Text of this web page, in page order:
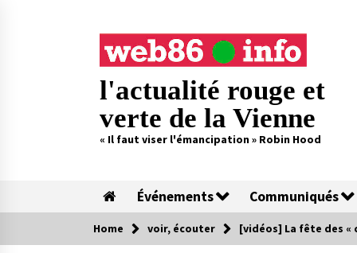
l'actualité rouge et
verte de la Vienne
« Il faut viser l'émancipation » Robin Hood
Événements Communiqués
Home voir, écouter [vidéos] La fête des «